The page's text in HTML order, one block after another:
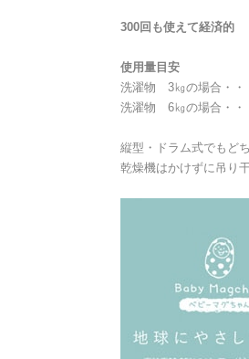
300回も使えて経済的
使用量目安
洗濯物 3㎏の場合・・
洗濯物 6㎏の場合・・
縦型・ドラム式でもど
乾燥機はかけずに吊り